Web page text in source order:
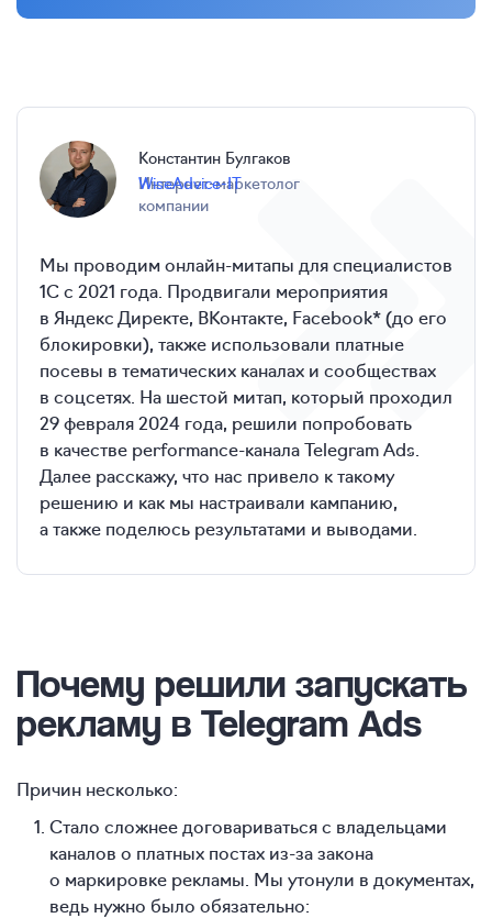
Константин Булгаков
интернет-маркетолог
компании
WiseAdvice-IT
Мы проводим онлайн-митапы для специалистов
1С с 2021 года. Продвигали мероприятия
в Яндекс Директе, ВКонтакте, Facebook* (до его
блокировки), также использовали платные
посевы в тематических каналах и сообществах
в соцсетях. На шестой митап, который проходил
29 февраля 2024 года, решили попробовать
в качестве performance-канала Telegram Ads.
Далее расскажу, что нас привело к такому
решению и как мы настраивали кампанию,
а также поделюсь результатами и выводами.
Почему решили запускать
рекламу в Telegram Ads
Причин несколько:
Стало сложнее договариваться с владельцами
каналов о платных постах из-за закона
о маркировке рекламы. Мы утонули в документах,
ведь нужно было обязательно: